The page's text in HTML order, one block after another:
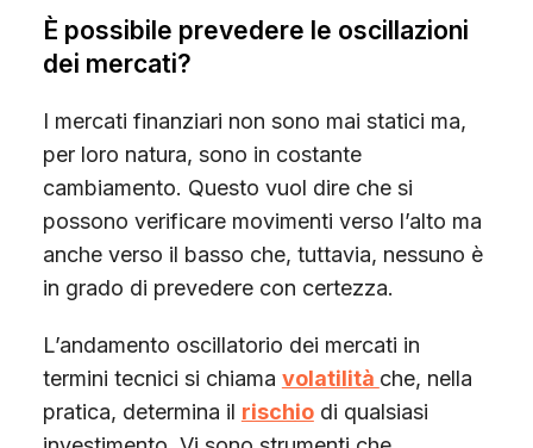
È possibile prevedere le oscillazioni
dei mercati?
I mercati finanziari non sono mai statici ma,
per loro natura, sono in costante
cambiamento. Questo vuol dire che si
possono verificare movimenti verso l’alto ma
anche verso il basso che, tuttavia, nessuno è
in grado di prevedere con certezza.
L’andamento oscillatorio dei mercati in
termini tecnici si chiama volatilità che, nella
pratica, determina il rischiodi qualsiasi